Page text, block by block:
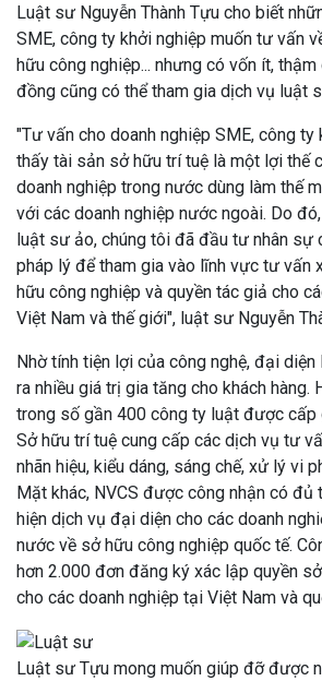
Luật sư Nguyễn Thành Tựu cho biết
SME, công ty khởi nghiệp muốn tư vấn
hữu công nghiệp... nhưng có vốn ít,
đồng cũng có thể tham gia dịch vụ luật
"Tư vấn cho doanh nghiệp SME, công ty
thấy tài sản sở hữu trí tuệ là một lợi thế
doanh nghiệp trong nước dùng làm thế
với các doanh nghiệp nước ngoài. Do
luật sư ảo, chúng tôi đã đầu tư nhân sự
pháp lý để tham gia vào lĩnh vực tư vấn
hữu công nghiệp và quyền tác giả cho
Việt Nam và thế giới", luật sư Nguyễn
Nhờ tính tiện lợi của công nghệ, đại
ra nhiều giá trị gia tăng cho khách hàng.
trong số gần 400 công ty luật được cấp
Sở hữu trí tuệ cung cấp các dịch vụ tư
nhãn hiệu, kiểu dáng, sáng chế, xử lý vi
Mặt khác, NVCS được công nhận có đủ
hiện dịch vụ đại diện cho các doanh
nước về sở hữu công nghiệp quốc tế.
hơn 2.000 đơn đăng ký xác lập quyền
cho các doanh nghiệp tại Việt Nam và
Luật sư Tựu mong muốn giúp đỡ được